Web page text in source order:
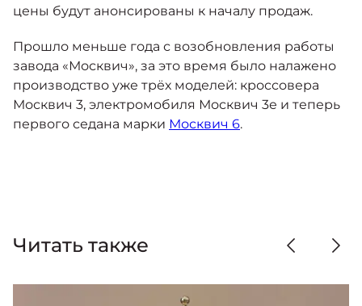
цены будут анонсированы к началу продаж.
Прошло меньше года с возобновления работы
завода «Москвич», за это время было налажено
производство уже трёх моделей: кроссовера
Москвич 3, электромобиля Москвич 3е и теперь
первого седана марки Москвич 6.
Читать также